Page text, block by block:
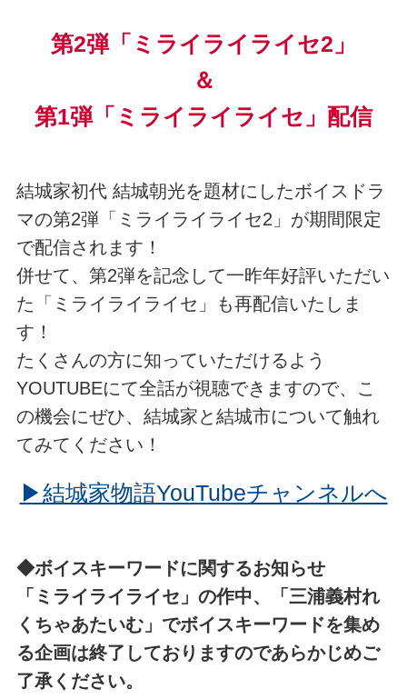
第2弾「ミライライライセ2」
＆
第1弾「ミライライライセ」配信
結城家初代 結城朝光を題材にしたボイスドラ
マの第2弾「ミライライライセ2」が期間限定
で配信されます！
併せて、第2弾を記念して一昨年好評いただい
た「ミライライライセ」も再配信いたしま
す！
たくさんの方に知っていただけるよう
YOUTUBEにて全話が視聴できますので、こ
の機会にぜひ、結城家と結城市について触れ
てみてください！
▶結城家物語YouTubeチャンネルへ
◆ボイスキーワードに関するお知らせ
「ミライライライセ」の作中、「三浦義村れ
くちゃあたいむ」でボイスキーワードを集め
る企画は終了しておりますのであらかじめご
了承ください。